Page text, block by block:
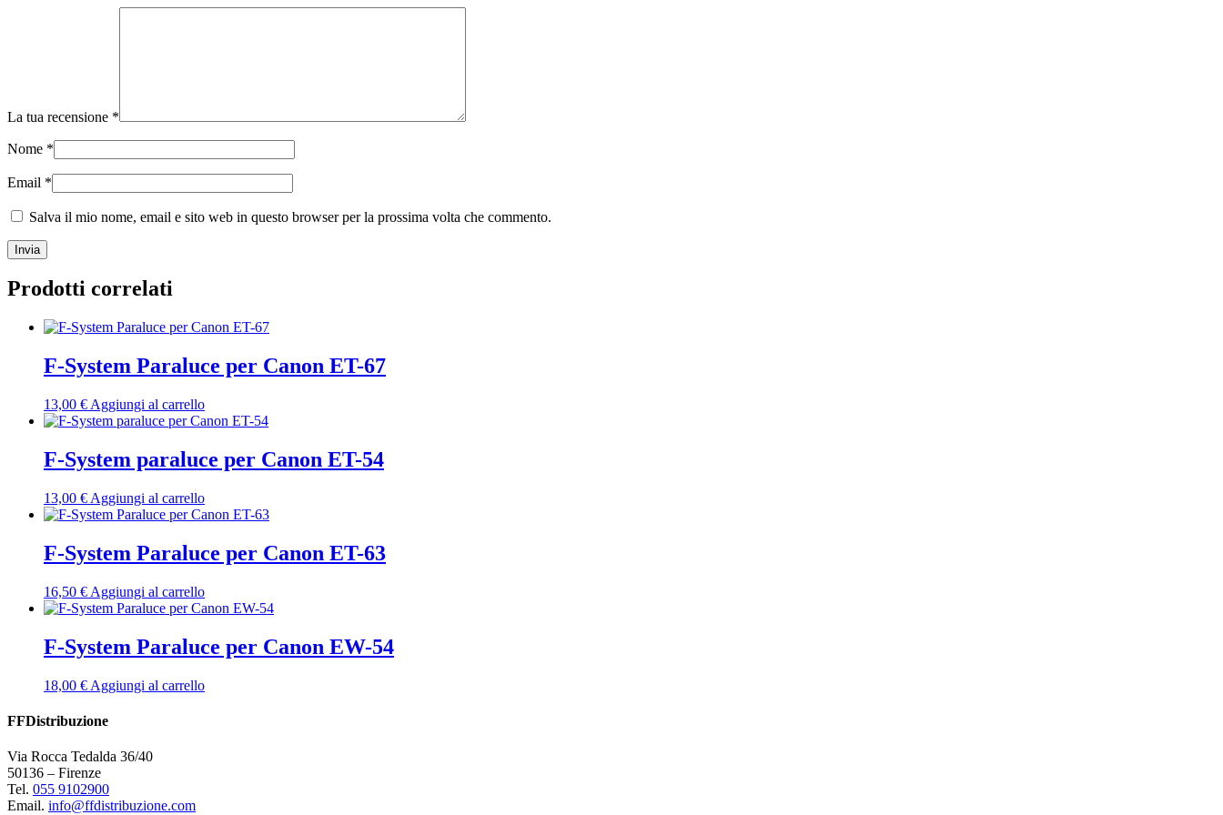
La tua recensione *
Nome *
Email *
Salva il mio nome, email e sito web in questo browser per la prossima volta che commento.
Prodotti correlati
F-System Paraluce per Canon ET-67
13,00 € Aggiungi al carrello
F-System paraluce per Canon ET-54
13,00 € Aggiungi al carrello
F-System Paraluce per Canon ET-63
16,50 € Aggiungi al carrello
F-System Paraluce per Canon EW-54
18,00 € Aggiungi al carrello
FFDistribuzione
Via Rocca Tedalda 36/40
50136 – Firenze
Tel. 055 9102900
Email. info@ffdistribuzione.com